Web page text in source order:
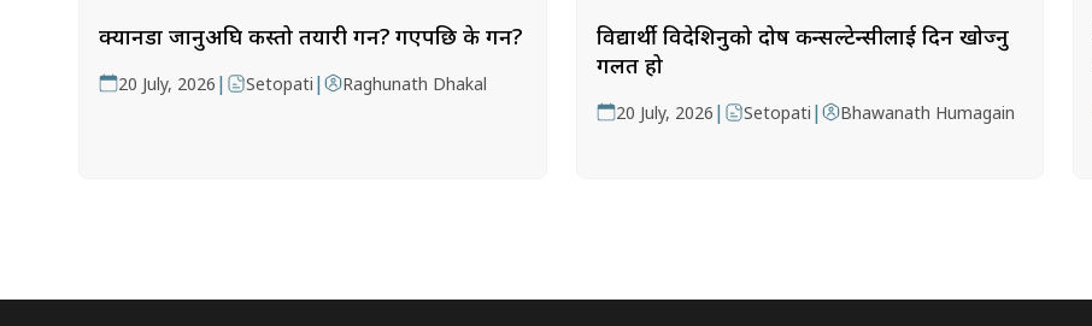
क्यानडा जानुअघि कस्तो तयारी गर्ने? गएपछि के गर्ने?
20 July, 2026 | Setopati | Raghunath Dhakal
विद्यार्थी विदेशिनुको दोष कन्सल्टेन्सीलाई दिन खोज्नु
गलत हो
20 July, 2026 | Setopati | Bhawanath Humagain